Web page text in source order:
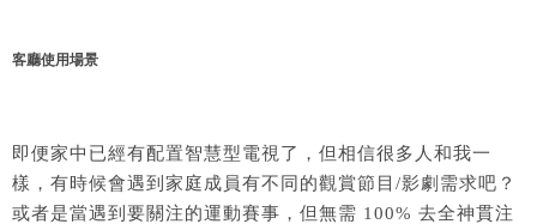
客廳使用場景
即便家中已經有配置智慧型電視了，但相信很多人和我一
樣，有時候會遇到家庭成員有不同的觀賞節目/影劇需求吧？
或者是當遇到要關注的運動賽事，但無需 100% 去全神貫注